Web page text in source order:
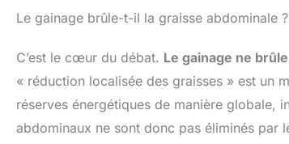
Le gainage brûle-t-il la graisse abdominale ?
C’est le cœur du débat. Le gainage ne
« réduction localisée des graisses » est un
réserves énergétiques de manière globale,
abdominaux ne sont donc pas éliminés par